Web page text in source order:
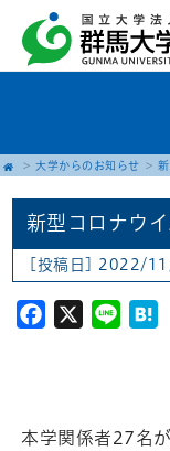
大学からのお知らせ
新型コロナウ
[投稿日] 2022/
Facebook
X Line
本学関係者27名